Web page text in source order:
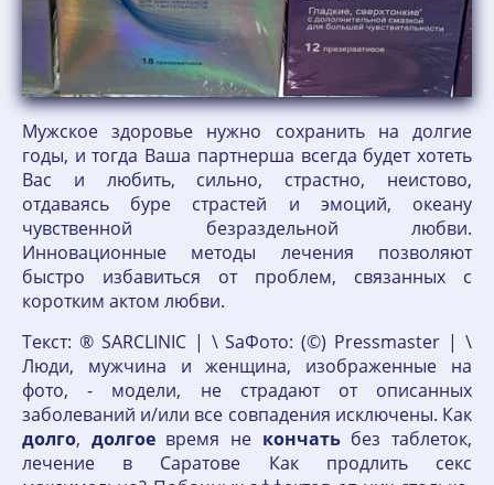
Мужское здоровье нужно сохранить на долгие
годы, и тогда Ваша партнерша всегда будет хотеть
Вас и любить, сильно, страстно, неистово,
отдаваясь буре страстей и эмоций, океану
чувственной безраздельной любви.
Инновационные методы лечения позволяют
быстро избавиться от проблем, связанных с
коротким актом любви.
Текст: ® SARCLINIC | \ SаФото: (©) Pressmaster | \
Люди, мужчина и женщина, изображенные на
фото, - модели, не страдают от описанных
заболеваний и/или все совпадения исключены. Как
долго, долгоевремя не кончатьбез таблеток,
лечение в Саратове Как продлить секс